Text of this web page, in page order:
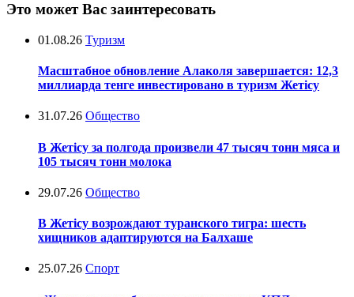
Это может Вас заинтересовать
01.08.26 Туризм
Масштабное обновление Алаколя завершается: 12,3
миллиарда тенге инвестировано в туризм Жетісу
31.07.26 Общество
В Жетісу за полгода произвели 47 тысяч тонн мяса и
105 тысяч тонн молока
29.07.26 Общество
В Жетісу возрождают туранского тигра: шесть
хищников адаптируются на Балхаше
25.07.26 Спорт